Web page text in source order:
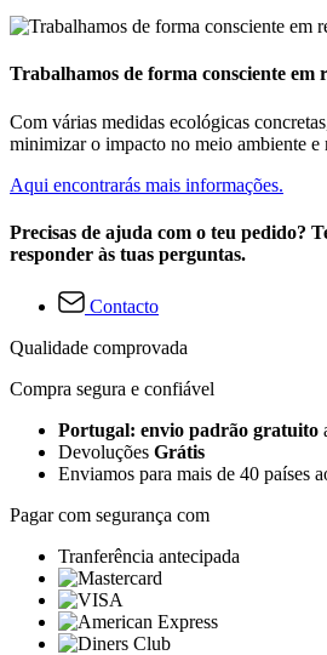
Trabalhamos de forma consciente em
Com várias medidas ecológicas
minimizar o impacto no meio ambiente e
Aqui encontrarás mais informações.
Precisas de ajuda com o teu pedido?
responder às tuas perguntas.
Contacto
Qualidade comprovada
Compra segura e confiável
Portugal: envio padrão gratuito
Devoluções Grátis
Enviamos para mais de 40 países
Pagar com segurança com
Tranferência antecipada